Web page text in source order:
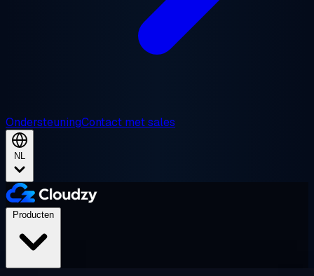
OndersteuningContact met sales
NL